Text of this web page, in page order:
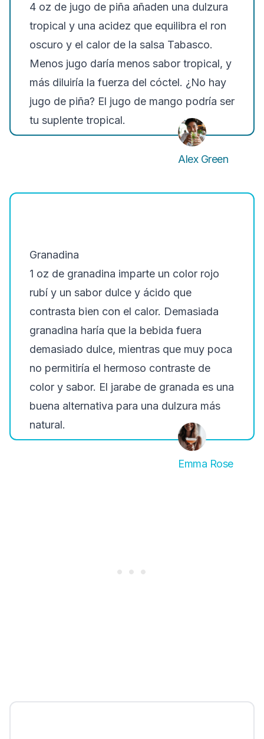
4 oz de jugo de piña añaden una dulzura
tropical y una acidez que equilibra el ron
oscuro y el calor de la salsa Tabasco.
Menos jugo daría menos sabor tropical, y
más diluiría la fuerza del cóctel. ¿No hay
jugo de piña? El jugo de mango podría ser
tu suplente tropical.
Alex Green
Granadina
1 oz de granadina imparte un color rojo
rubí y un sabor dulce y ácido que
contrasta bien con el calor. Demasiada
granadina haría que la bebida fuera
demasiado dulce, mientras que muy poca
no permitiría el hermoso contraste de
color y sabor. El jarabe de granada es una
buena alternativa para una dulzura más
natural.
Emma Rose